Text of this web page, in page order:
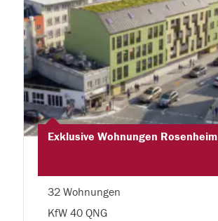
Exklusive Wohnungen Rosenheim
32 Wohnungen
KfW 40 QNG